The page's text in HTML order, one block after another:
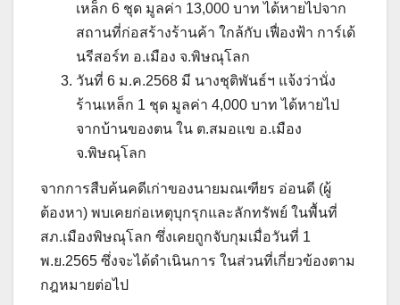
เหล็ก 6 ชุด มูลค่า 13,000 บาท ได้หายไปจาก
สถานที่ก่อสร้างร้านค้า ใกล้กับ เฟื่องฟ้า การ์เด้
นรีสอร์ท อ.เมือง จ.พิษณุโลก
วันที่ 6 ม.ค.2568 มี นางชุติพันธ์ฯ แจ้งว่านั่ง
ร้านเหล็ก 1 ชุด มูลค่า 4,000 บาท ได้หายไป
จากบ้านของตน ใน ต.สมอแข อ.เมือง
จ.พิษณุโลก
จากการสืบค้นคดีเก่าของนายมณเฑียร อ่อนดี (ผู้
ต้องหา) พบเคยก่อเหตุบุกรุกและลักทรัพย์ ในพื้นที่
สภ.เมืองพิษณุโลก ซึ่งเคยถูกจับกุมเมื่อวันที่ 1
พ.ย.2565 ซึ่งจะได้ดำเนินการ ในส่วนที่เกี่ยวข้องตาม
กฎหมายต่อไป